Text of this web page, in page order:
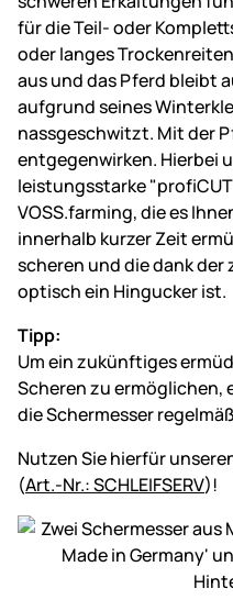
für die Teil- oder
oder langes
aus und das Pferd bleibt
aufgrund seines
nassgeschwitzt. Mit der
entgegenwirken. Hierbei
leistungsstarke
VOSS.farming, die es
innerhalb kurzer Zeit
scheren und die dank der
optisch ein Hingucker ist.
Tipp:
Um ein zukünftiges
Scheren zu ermöglichen,
die Schermesser
Nutzen Sie hierfür
(Art.-Nr.: SCHLEIFSERV)!